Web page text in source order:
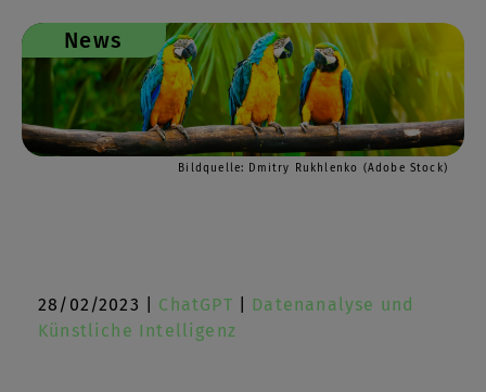
News
Bildquelle: Dmitry Rukhlenko (Adobe Stock)
28/02/2023 | ChatGPT
Datenanalyse und
Künstliche Intelligenz